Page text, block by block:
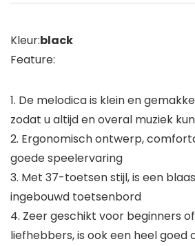
Kleur:black
Feature:
1. De melodica is klein en
zodat u altijd en overal muziek
2. Ergonomisch ontwerp,
goede speelervaring
3. Met 37-toetsen stijl, is een
ingebouwd toetsenbord
4. Zeer geschikt voor beginners
liefhebbers, is ook een heel goed